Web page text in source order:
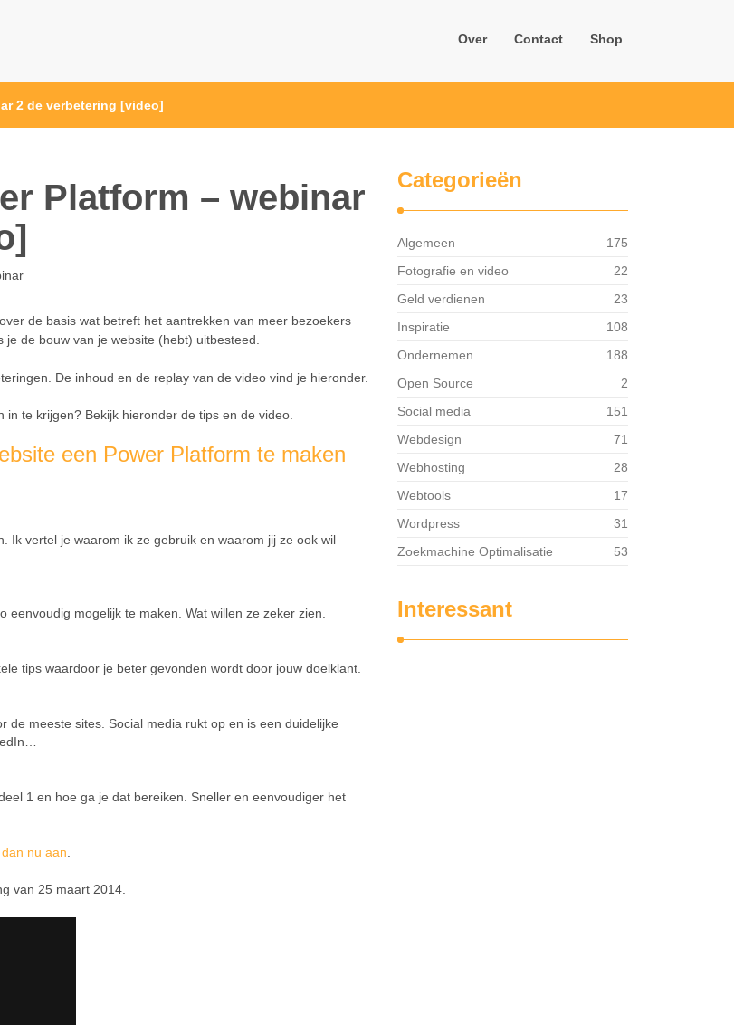
Over Contact Shop
2 de verbetering [video]
Platform – webinar
de basis wat betreft het aantrekken van meer bezoekers
de bouw van je website (hebt) uitbesteed.
De inhoud en de replay van de video vind je hieronder.
te krijgen? Bekijk hieronder de tips en de video.
een Power Platform te maken
Ik vertel je waarom ik ze gebruik en waarom jij ze ook wil
mogelijk te maken. Wat willen ze zeker zien.
tips waardoor je beter gevonden wordt door jouw doelklant.
meeste sites. Social media rukt op en is een duidelijke
1 en hoe ga je dat bereiken. Sneller en eenvoudiger het
nu aan
van 25 maart 2014.
Categorieën
Algemeen
175
Fotografie en video
22
Geld verdienen
23
Inspiratie
108
Ondernemen
188
Open Source
2
Social media
151
Webdesign
71
Webhosting
28
Webtools
17
Wordpress
31
Zoekmachine Optimalisatie
53
Interessant